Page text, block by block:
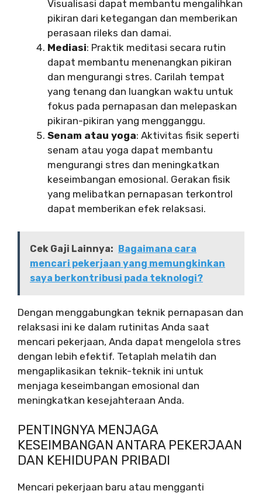
Visualisasi dapat membantu mengalihkan
pikiran dari ketegangan dan memberikan
perasaan rileks dan damai.
Mediasi: Praktik meditasi secara rutin
dapat membantu menenangkan pikiran
dan mengurangi stres. Carilah tempat
yang tenang dan luangkan waktu untuk
fokus pada pernapasan dan melepaskan
pikiran-pikiran yang mengganggu.
Senam atau yoga: Aktivitas fisik seperti
senam atau yoga dapat membantu
mengurangi stres dan meningkatkan
keseimbangan emosional. Gerakan fisik
yang melibatkan pernapasan terkontrol
dapat memberikan efek relaksasi.
Cek Gaji Lainnya: Bagaimana cara
mencari pekerjaan yang memungkinkan
saya berkontribusi pada teknologi?
Dengan menggabungkan teknik pernapasan dan
relaksasi ini ke dalam rutinitas Anda saat
mencari pekerjaan, Anda dapat mengelola stres
dengan lebih efektif. Tetaplah melatih dan
mengaplikasikan teknik-teknik ini untuk
menjaga keseimbangan emosional dan
meningkatkan kesejahteraan Anda.
PENTINGNYA MENJAGA
KESEIMBANGAN ANTARA PEKERJAAN
DAN KEHIDUPAN PRIBADI
Mencari pekerjaan baru atau mengganti